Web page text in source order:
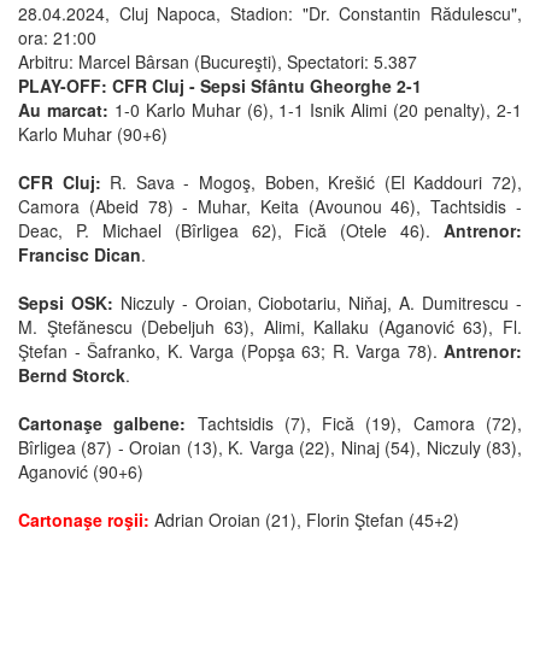
28.04.2024, Cluj Napoca, Stadion: "Dr. Constantin Rădulescu",
ora: 21:00
Arbitru: Marcel Bârsan (Bucureşti), Spectatori: 5.387
PLAY-OFF: CFR Cluj - Sepsi Sfântu Gheorghe 2-1
Au marcat: 1-0 Karlo Muhar (6), 1-1 Isnik Alimi (20 penalty), 2-1
Karlo Muhar (90+6)
CFR Cluj: R. Sava - Mogoş, Boben, Krešić (El Kaddouri 72),
Camora (Abeid 78) - Muhar, Keita (Avounou 46), Tachtsidis -
Deac, P. Michael (Bîrligea 62), Fică (Otele 46). Antrenor:
Francisc Dican.
Sepsi OSK: Niczuly - Oroian, Ciobotariu, Niňaj, A. Dumitrescu -
M. Ştefănescu (Debeljuh 63), Alimi, Kallaku (Aganović 63), Fl.
Ştefan - Šafranko, K. Varga (Popşa 63; R. Varga 78). Antrenor:
Bernd Storck.
Cartonaşe galbene: Tachtsidis (7), Fică (19), Camora (72),
Bîrligea (87) - Oroian (13), K. Varga (22), Ninaj (54), Niczuly (83),
Aganović (90+6)
Cartonaşe roşii: Adrian Oroian (21), Florin Ştefan (45+2)